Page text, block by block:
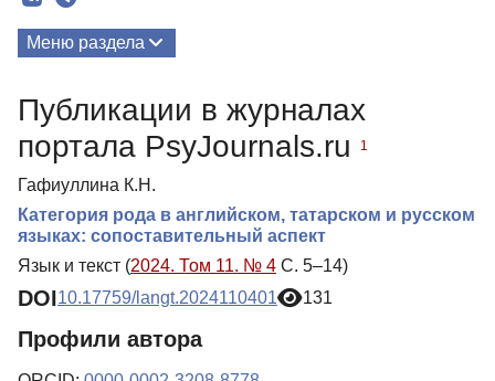
Меню раздела
Публикации в журналах
портала PsyJournals.ru
1
Гафиуллина К.Н.
Категория рода в английском, татарском и русском
языках: сопоставительный аспект
Язык и текст (2024. Том 11. № 4 С. 5–14)
DOI10.17759/langt.2024110401 131
Профили автора